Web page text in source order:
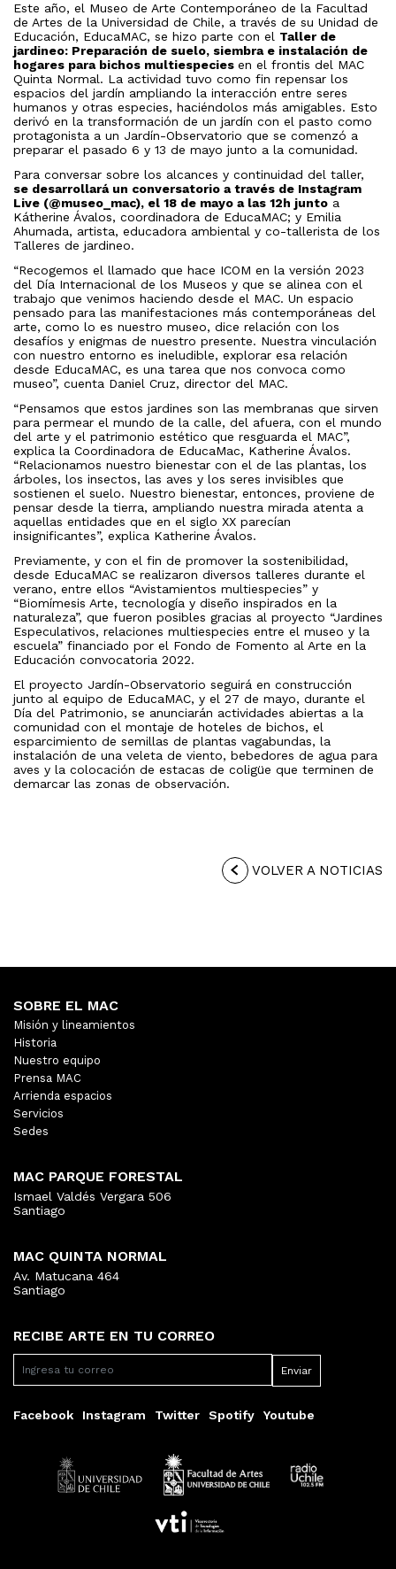
Este año, el Museo de Arte Contemporáneo de la Facultad
de Artes de la Universidad de Chile, a través de su Unidad de
Educación, EducaMAC, se hizo parte con el Taller de
jardineo: Preparación de suelo, siembra e instalación de
hogares para bichos multiespecies en el frontis del MAC
Quinta Normal. La actividad tuvo como fin repensar los
espacios del jardín ampliando la interacción entre seres
humanos y otras especies, haciéndolos más amigables. Esto
derivó en la transformación de un jardín con el pasto como
protagonista a un Jardín-Observatorio que se comenzó a
preparar el pasado 6 y 13 de mayo junto a la comunidad.
Para conversar sobre los alcances y continuidad del taller,
se desarrollará un conversatorio a través de Instagram
Live (@museo_mac), el 18 de mayo a las 12h junto a
Kátherine Ávalos, coordinadora de EducaMAC; y Emilia
Ahumada, artista, educadora ambiental y co-tallerista de los
Talleres de jardineo.
“Recogemos el llamado que hace ICOM en la versión 2023
del Día Internacional de los Museos y que se alinea con el
trabajo que venimos haciendo desde el MAC. Un espacio
pensado para las manifestaciones más contemporáneas del
arte, como lo es nuestro museo, dice relación con los
desafíos y enigmas de nuestro presente. Nuestra vinculación
con nuestro entorno es ineludible, explorar esa relación
desde EducaMAC, es una tarea que nos convoca como
museo”, cuenta Daniel Cruz, director del MAC.
“Pensamos que estos jardines son las membranas que sirven
para permear el mundo de la calle, del afuera, con el mundo
del arte y el patrimonio estético que resguarda el MAC”,
explica la Coordinadora de EducaMac, Katherine Ávalos.
“Relacionamos nuestro bienestar con el de las plantas, los
árboles, los insectos, las aves y los seres invisibles que
sostienen el suelo. Nuestro bienestar, entonces, proviene de
pensar desde la tierra, ampliando nuestra mirada atenta a
aquellas entidades que en el siglo XX parecían
insignificantes”, explica Katherine Ávalos.
Previamente, y con el fin de promover la sostenibilidad,
desde EducaMAC se realizaron diversos talleres durante el
verano, entre ellos “Avistamientos multiespecies” y
“Biomímesis Arte, tecnología y diseño inspirados en la
naturaleza”, que fueron posibles gracias al proyecto “Jardines
Especulativos, relaciones multiespecies entre el museo y la
escuela” financiado por el Fondo de Fomento al Arte en la
Educación convocatoria 2022.
El proyecto Jardín-Observatorio seguirá en construcción
junto al equipo de EducaMAC, y el 27 de mayo, durante el
Día del Patrimonio, se anunciarán actividades abiertas a la
comunidad con el montaje de hoteles de bichos, el
esparcimiento de semillas de plantas vagabundas, la
instalación de una veleta de viento, bebedores de agua para
aves y la colocación de estacas de coligüe que terminen de
demarcar las zonas de observación.
VOLVER A NOTICIAS
RECIBE ARTE EN TU CORREO
Facebook Instagram Twitter Spotify Youtube
SOBRE EL MAC
Misión y lineamientos
Historia
Nuestro equipo
Prensa MAC
Arrienda espacios
Servicios
Sedes
MAC PARQUE FORESTAL
Ismael Valdés Vergara 506
Santiago
MAC QUINTA NORMAL
Av. Matucana 464
Santiago